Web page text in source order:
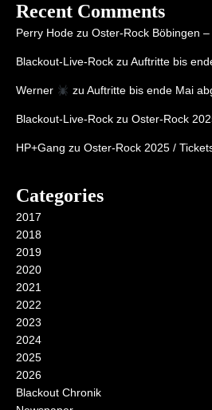
Recent Comments
Perry Hode zu Oster-Rock Böbingen
Blackout-Live-Rock zu Auftritte bis
Werner zu Auftritte bis ende Mai
Blackout-Live-Rock zu Oster-Rock
HP+Gang zu Oster-Rock 2025 /
Categories
2017
2018
2019
2020
2021
2022
2023
2024
2025
2026
Blackout Chronik